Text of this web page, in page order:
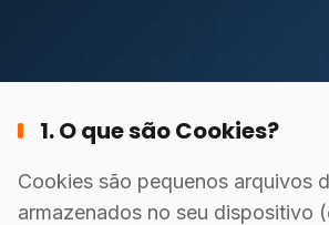
1. O que são Cookies?
Cookies são pequenos arquivos
armazenados no seu dispositivo